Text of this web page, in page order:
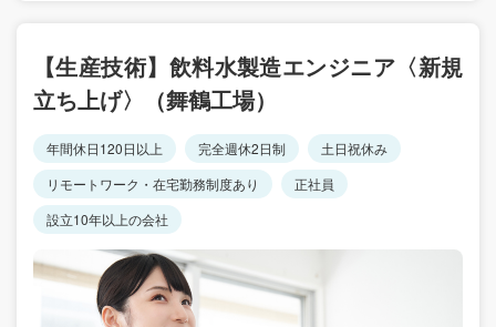
【生産技術】飲料水製造エンジニア〈新規
立ち上げ〉（舞鶴工場）
年間休日120日以上 完全週休2日制
土日祝休み
リモートワーク・在宅勤務制度あり
正社員
設立10年以上の会社